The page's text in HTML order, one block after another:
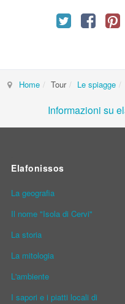
Home Tour Le spiagge
Informazioni su
Elafonissos
La geografia
Il nome "Isola di Cervi"
La storia
La mitologia
L'ambiente
I sapori e i piatti locali di